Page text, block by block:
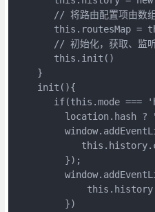
// 将路由配置项由数
this.routesMap =
// 初始化，获取、监
       this.init()
    }
    init(){
if(this.mode ===
location.hash ?
         });
         })